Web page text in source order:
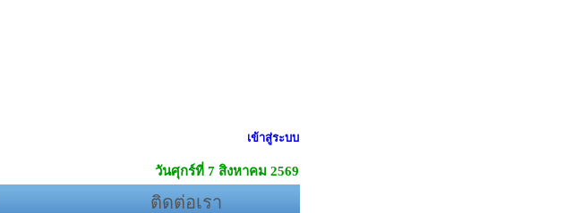
เข้าสู่ระบบ
วันศุกร์ที่ 7 สิงหาคม 2569
ติดต่อเรา